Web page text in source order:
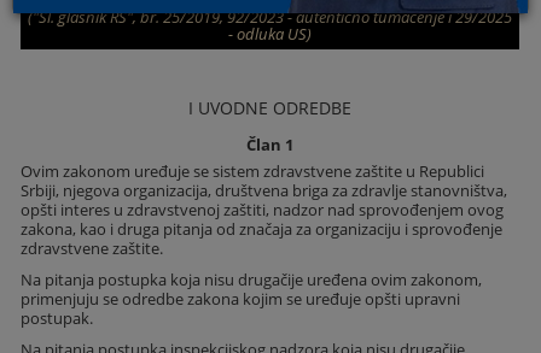
("Sl. glasnik RS", br. 25/2019, 92/2023 - autentično tumačenje i 29/2025
- odluka US)
I UVODNE ODREDBE
Član 1
Ovim zakonom uređuje se sistem zdravstvene zaštite u Republici
Srbiji, njegova organizacija, društvena briga za zdravlje stanovništva,
opšti interes u zdravstvenoj zaštiti, nadzor nad sprovođenjem ovog
zakona, kao i druga pitanja od značaja za organizaciju i sprovođenje
zdravstvene zaštite.
Na pitanja postupka koja nisu drugačije uređena ovim zakonom,
primenjuju se odredbe zakona kojim se uređuje opšti upravni
postupak.